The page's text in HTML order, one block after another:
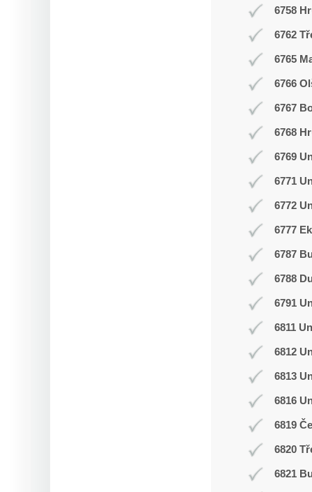
6758
6762
6765
6766
6767
6768
6769
6771
6772
6777
6787
6788
6791
6811
6812
6813
6816
6819
6820
6821